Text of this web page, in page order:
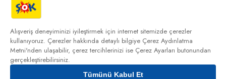
Alışveriş deneyiminizi iyileştirmek için internet sitemizde çerezler
kullanıyoruz. Çerezler hakkında detaylı bilgiye Çerez Aydınlatma
Metni'nden ulaşabilir, çerez tercihlerinizi ise Çerez Ayarları butonundan
gerçekleştirebilirsiniz.
Tümünü Kabul Et